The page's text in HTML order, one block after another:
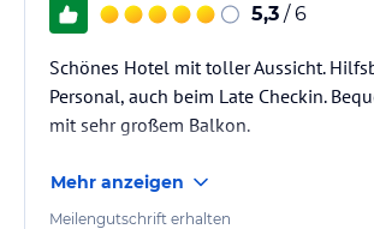
5,3 / 6
Schönes Hotel mit toller Aussicht.
Personal, auch beim Late Checkin.
mit sehr großem Balkon.
Mehr anzeigen
Meilengutschrift erhalten